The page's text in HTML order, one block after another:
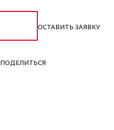
ОСТАВИТЬ ЗАЯВКУ
ПОДЕЛИТЬСЯ